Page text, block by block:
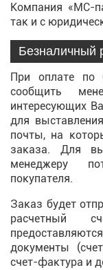
Компания «МС-
так и с
Безналичный
При оплате по
сообщить
интересующих
для
почты, на
заказа. Для
менеджеру
покупателя.
Заказ будет
расчетный
документы
счет-фактура и